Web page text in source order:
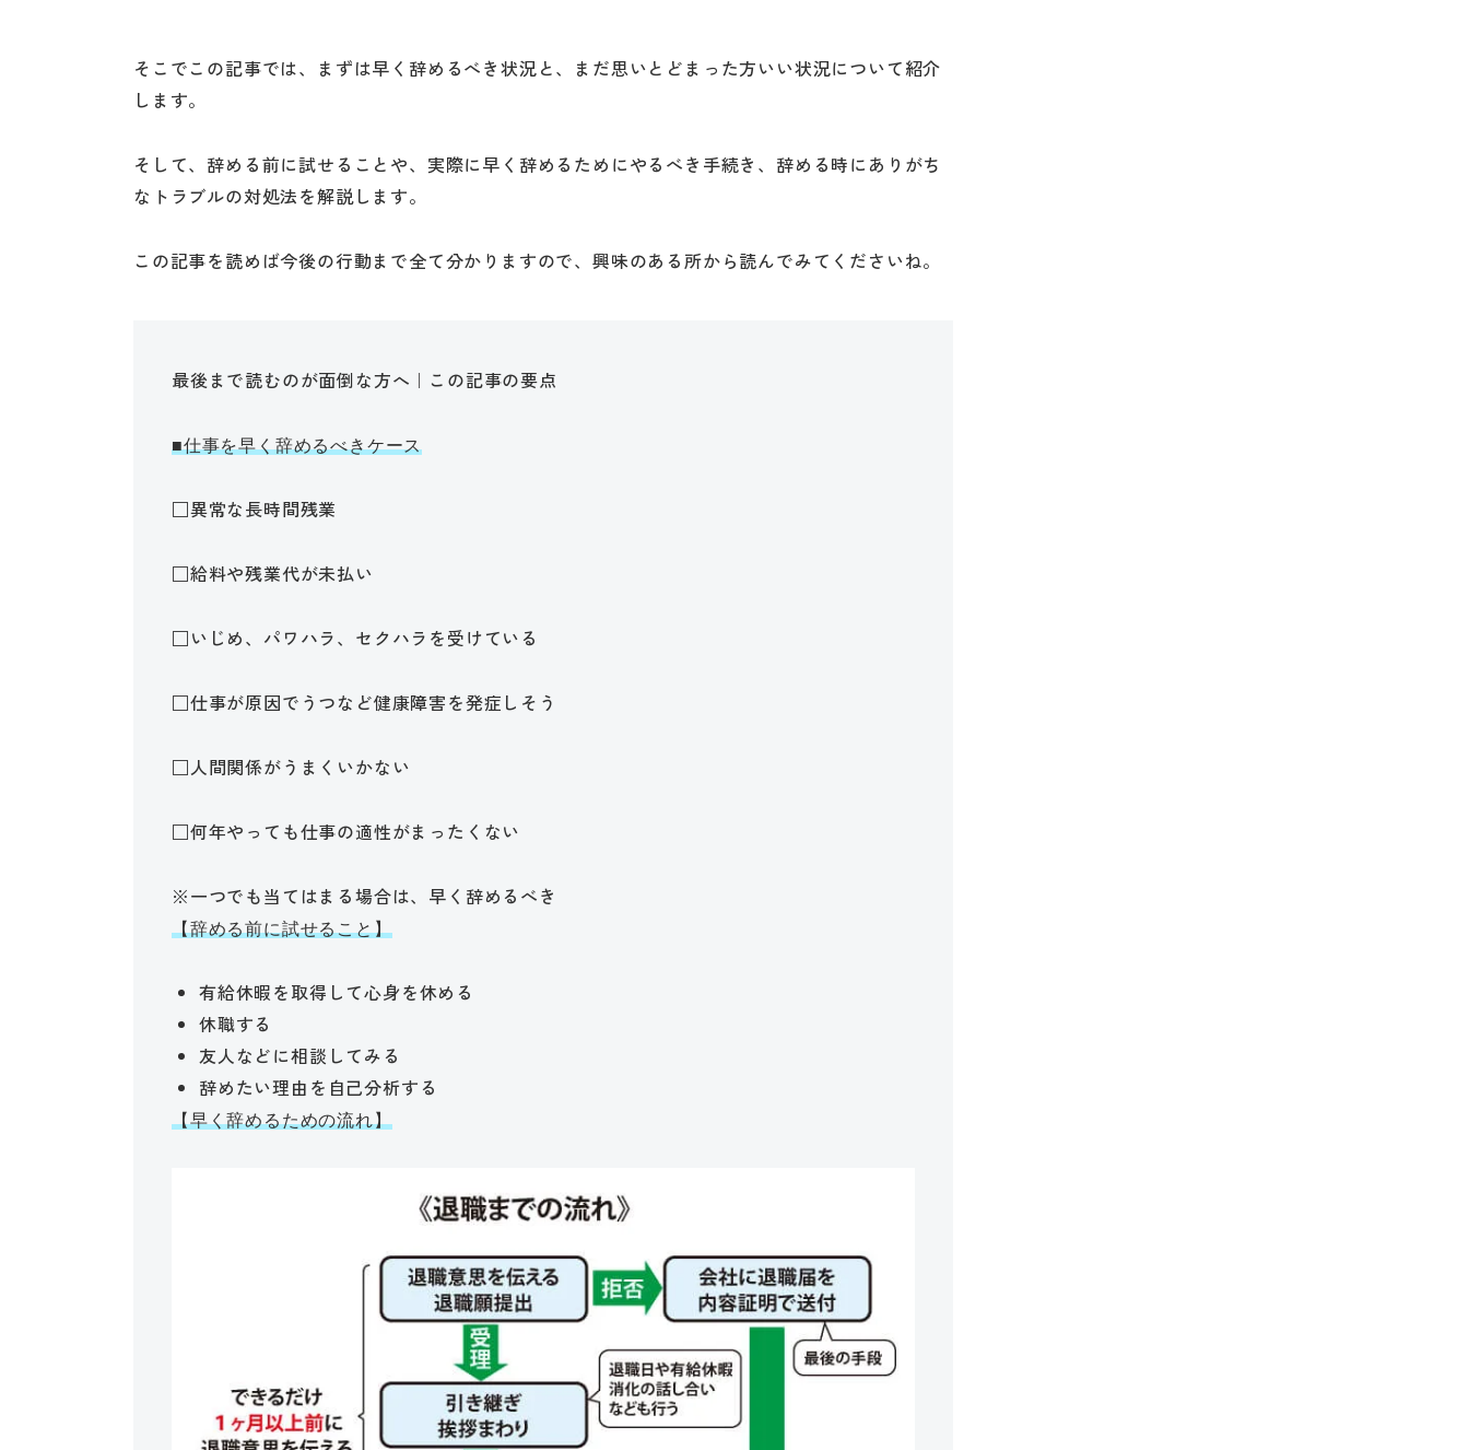
そこでこの記事では、まずは早く辞めるべき状況と、まだ思いとどまった方いい状況について紹介
します。
そして、辞める前に試せることや、実際に早く辞めるためにやるべき手続き、辞める時にありがち
なトラブルの対処法を解説します。
この記事を読めば今後の行動まで全て分かりますので、興味のある所から読んでみてくださいね。
最後まで読むのが面倒な方へ｜この記事の要点
■仕事を早く辞めるべきケース
□異常な長時間残業
□給料や残業代が未払い
□いじめ、パワハラ、セクハラを受けている
□仕事が原因でうつなど健康障害を発症しそう
□人間関係がうまくいかない
□何年やっても仕事の適性がまったくない
※一つでも当てはまる場合は、早く辞めるべき
【辞める前に試せること】
有給休暇を取得して心身を休める
休職する
友人などに相談してみる
辞めたい理由を自己分析する
【早く辞めるための流れ】